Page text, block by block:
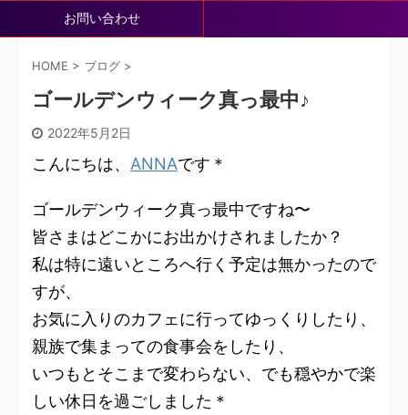
お問い合わせ
HOME > ブログ >
ゴールデンウィーク真っ最中♪
2022年5月2日
こんにちは、 ANNAです＊
ゴールデンウィーク真っ最中ですね〜
皆さまはどこかにお出かけされましたか？
私は特に遠いところへ行く予定は無かったので
すが、
お気に入りのカフェに行ってゆっくりしたり、
親族で集まっての食事会をしたり、
いつもとそこまで変わらない、でも穏やかで楽
しい休日を過ごしました＊